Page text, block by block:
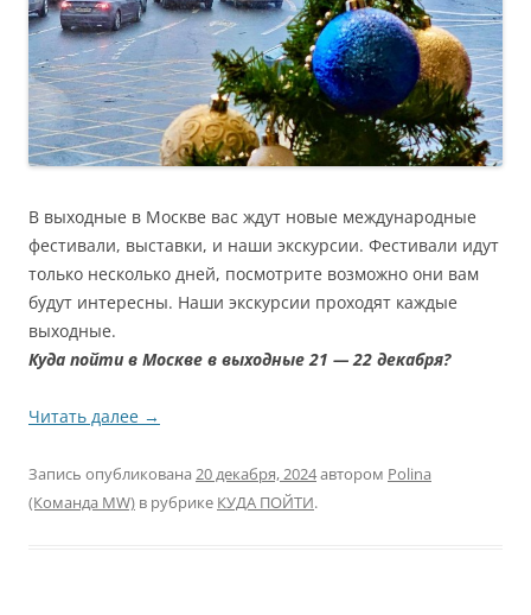
В выходные в Москве вас ждут новые международные
фестивали, выставки, и наши экскурсии. Фестивали идут
только несколько дней, посмотрите возможно они вам
будут интересны. Наши экскурсии проходят каждые
выходные.
Куда пойти в Москве в выходные 21 — 22 декабря?
Читать далее →
Запись опубликована 20 декабря, 2024автором Polina
(Команда MW) в рубрике КУДА ПОЙТИ.